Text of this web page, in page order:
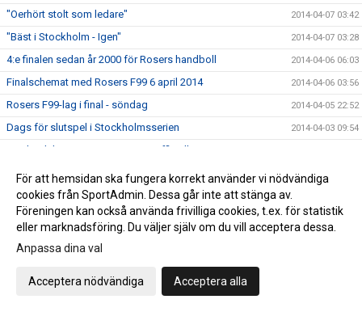
"Oerhört stolt som ledare" 2014-04-07 03:42
"Bäst i Stockholm - Igen" 2014-04-07 03:28
4:e finalen sedan år 2000 för Rosers handboll 2014-04-06 06:03
Finalschemat med Rosers F99 6 april 2014 2014-04-06 03:56
Rosers F99-lag i final - söndag 2014-04-05 22:52
Dags för slutspel i Stockholmsserien 2014-04-03 09:54
Upplandslaget 25-manna trupp officiell
Miljonaffär till Rosersbergs IK 2014-04-01 03:44
Fanny Lundin spelar för Rosersberg 2014-03-31 21:42
Rosers B-flickor bäst i Uppland 2014-03-31 04:07
Rosers föll i semifinal
Slutspelet i Stockholm klart
För att hemsidan ska fungera korrekt använder vi nödvändiga
cookies från SportAdmin. Dessa går inte att stänga av.
Föreningen kan också använda frivilliga cookies, t.ex. för statistik
eller marknadsföring. Du väljer själv om du vill acceptera dessa.
Anpassa dina val
Acceptera nödvändiga Acceptera alla